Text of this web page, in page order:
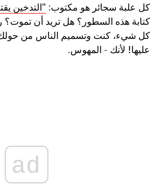
كل علبة سجائر هو مكتوب: "التدخين
كتابة هذه السطور؟ هل تريد أن تموت؟
كل شيء، كنت وتسميم الناس من
عليها! لأنك - المهوس.
ad